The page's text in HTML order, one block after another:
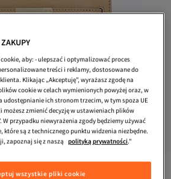
aby: - ulepszać i optymalizować proces
treści i reklamy, dostosowane do
Klikając „Akceptuję”, wyrażasz zgodę na
cookie w celach wymienionych powyżej oraz, w
udostępnianie ich stronom trzecim, w tym spoza UE
możesz zmienić decyzję w ustawieniach plików
W przypadku niewyrażenia zgody będziemy używać
które są z technicznego punktu widzenia niezbędne.
zapoznaj się z naszą polityką prywatności."
wszystkie pliki cookie